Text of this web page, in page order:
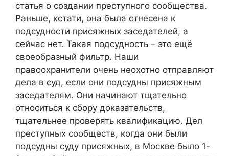
статья о создании преступного сообщества.
Раньше, кстати, она была отнесена к
подсудности присяжных заседателей, а
сейчас нет. Такая подсудность – это ещё
своеобразный фильтр. Наши
правоохранители очень неохотно отправляют
дела в суд, если они подсудны присяжным
заседателям. Они начинают тщательно
относиться к сбору доказательств,
тщательнее проверять квалификацию. Дел
преступных сообществ, когда они были
подсудны суду присяжных, в Москве было 1-